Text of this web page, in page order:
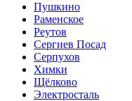
Пушкино
Раменское
Реутов
Сергиев Посад
Серпухов
Химки
Щёлково
Электросталь